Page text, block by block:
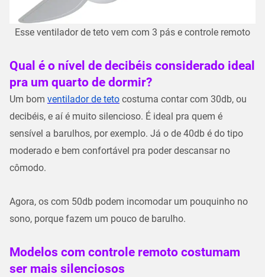
Esse ventilador de teto vem com 3 pás e controle remoto
Qual é o nível de decibéis considerado ideal
pra um quarto de dormir?
Um bom ventilador de teto costuma contar com 30db, ou
decibéis, e aí é muito silencioso. É ideal pra quem é
sensível a barulhos, por exemplo. Já o de 40db é do tipo
moderado e bem confortável pra poder descansar no
cômodo.
Agora, os com 50db podem incomodar um pouquinho no
sono, porque fazem um pouco de barulho.
Modelos com controle remoto costumam
ser mais silenciosos